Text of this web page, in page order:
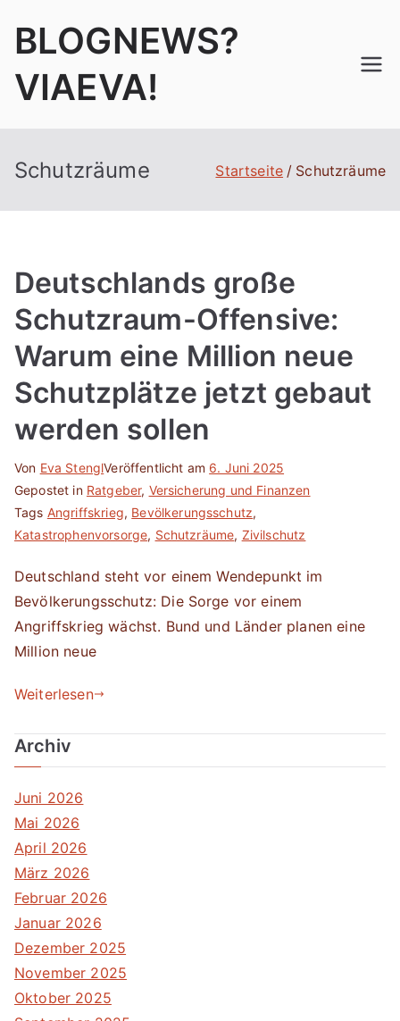
InhaltBLOGNEWS?
VIAEVA!
Schutzräume Startseite Schutzräume
Deutschlands große
Schutzraum-Offensive:
Warum eine Million neue
Schutzplätze jetzt gebaut
werden sollen
Von Eva StenglVeröffentlicht am 6. Juni 2025
Gepostet in Ratgeber, Versicherung und Finanzen
Tags Angriffskrieg, Bevölkerungsschutz,
Katastrophenvorsorge, Schutzräume, Zivilschutz
Deutschland steht vor einem Wendepunkt im
Bevölkerungsschutz: Die Sorge vor einem
Angriffskrieg wächst. Bund und Länder planen eine
Million neue
Weiterlesen
Archiv
Juni 2026
Mai 2026
April 2026
März 2026
Februar 2026
Januar 2026
Dezember 2025
November 2025
Oktober 2025